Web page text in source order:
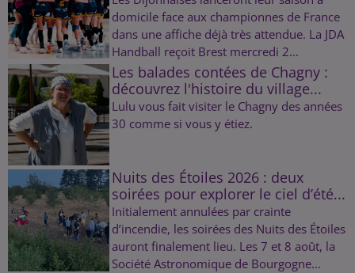
domicile face aux championnes de France
dans une affiche déjà très attendue. La JDA
Handball reçoit Brest mercredi 2...
Les balades contées de Chagny :
découvrez l'histoire du village...
Lulu vous fait visiter le Chagny des années
30 comme si vous y étiez.
Nuits des Étoiles 2026 : deux
soirées pour explorer le ciel d’été...
Initialement annulées par crainte
d’incendie, les soirées des Nuits des Étoiles
auront finalement lieu. Les 7 et 8 août, la
Société Astronomique de Bourgogne...